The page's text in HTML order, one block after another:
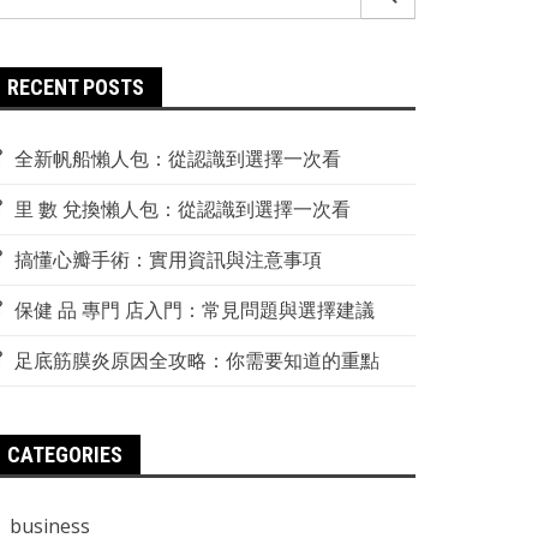
RECENT POSTS
全新帆船懶人包：從認識到選擇一次看
里 數 兌換懶人包：從認識到選擇一次看
搞懂心瓣手術：實用資訊與注意事項
保健 品 專門 店入門：常見問題與選擇建議
足底筋膜炎原因全攻略：你需要知道的重點
CATEGORIES
business